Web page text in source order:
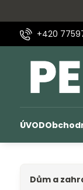
+420
ÚVOD
Dům a